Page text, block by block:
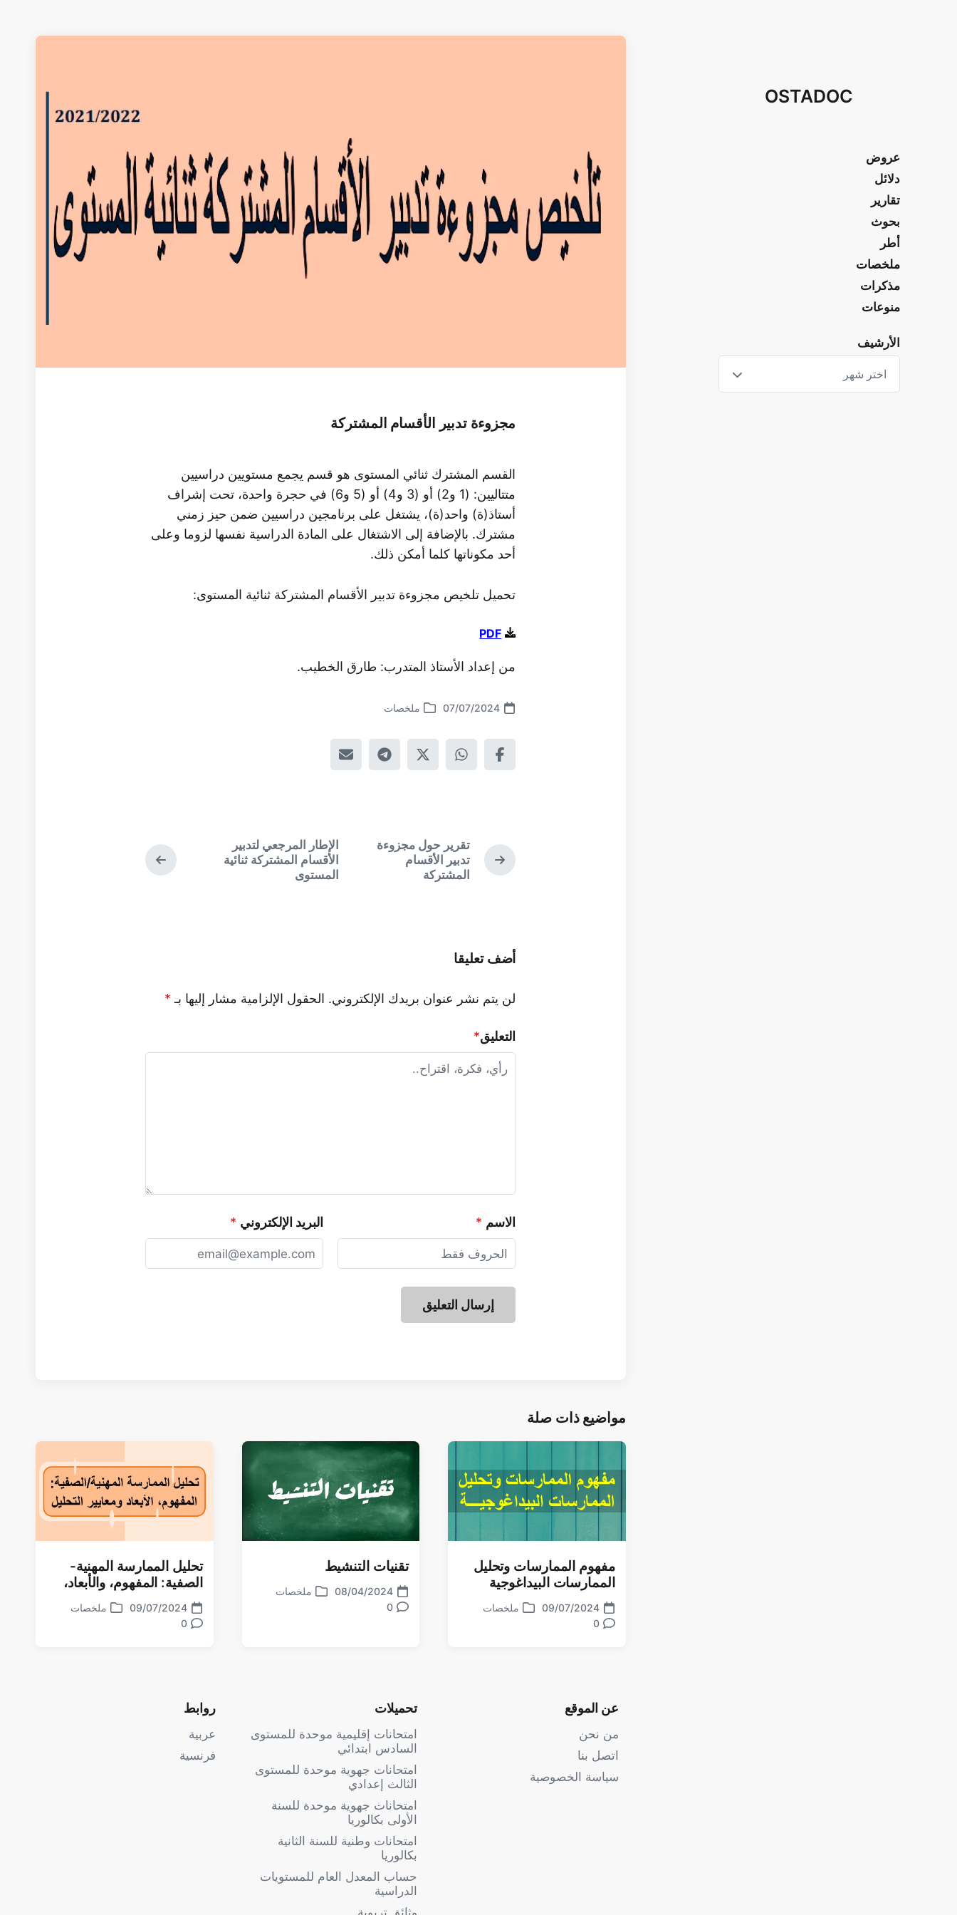
OSTADOC
عروض
دلائل
تقارير
بحوث
أطر
ملخصات
مذكرات
منوعات
الأرشيف
مجزوءة تدبير الأقسام المشتركة
القسم المشترك ثنائي المستوى هو قسم يجمع مستويين دراسيين
متتاليين: (1 و2) أو (3 و4) أو (5 و6) في حجرة واحدة، تحت إشراف
أستاذ(ة) واحد(ة)، يشتغل على برنامجين دراسيين ضمن حيز زمني
مشترك. بالإضافة إلى الاشتغال على المادة الدراسية نفسها لزوما وعلى
أحد مكوناتها كلما أمكن ذلك.
تحميل تلخيص مجزوءة تدبير الأقسام المشتركة ثنائية المستوى:
PDF
من إعداد الأستاذ المتدرب: طارق الخطيب.
07/07/2024 ملخصات
الموضوع
تقرير حول مجزوءة
تدبير الأقسام
المشتركة
الموضوع
الإطار المرجعي لتدبير
الأقسام المشتركة ثنائية
المستوى
أضف تعليقا
لن يتم نشر عنوان بريدك الإلكتروني. الحقول الإلزامية مشار إليها بـ *
التعليق*
الاسم * البريد الإلكتروني *
مواضيع ذات صلة
مفهوم الممارسات وتحليل
الممارسات البيداغوجية
تاريخ
الموضوع
09/07/2024
نشرملخصات
0
تقنيات التنشيط
تاريخ
الموضوع
08/04/2024 نشرملخصات
0تعليقات
تحلیل الممارسة المھنیة-
الصفیة: المفھوم، والأبعاد،
ومعاییر التحليل
تاريخ
الموضوع
09/07/2024
نشرملخصات
0
عن الموقع
من نحن
اتصل بنا
سياسة الخصوصية
تحميلات
امتحانات إقليمية موحدة للمستوى
السادس ابتدائي
امتحانات جهوية موحدة للمستوى
الثالث إعدادي
امتحانات جهوية موحدة للسنة
الأولى بكالوريا
امتحانات وطنية للسنة الثانية
بكالوريا
حساب المعدل العام للمستويات
الدراسية
وثائق تربوية
روابط
عربية
فرنسية